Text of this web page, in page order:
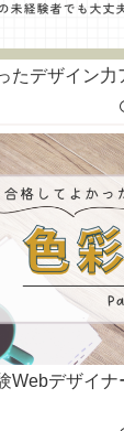
たデザイン力
Webデザイ